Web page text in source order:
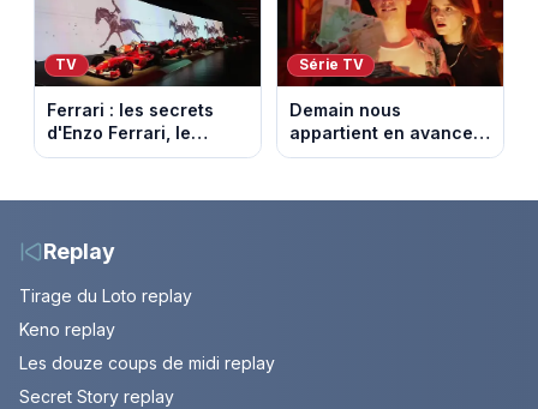
TV
Ferrari : les secrets
d'Enzo Ferrari, le
fondateur de la
cheval cabré
Série TV
Demain nous
appartient en avance :
Alex face à un choix
août 2026.
Replay
Tirage du Loto replay
Keno replay
Les douze coups de midi replay
Secret Story replay